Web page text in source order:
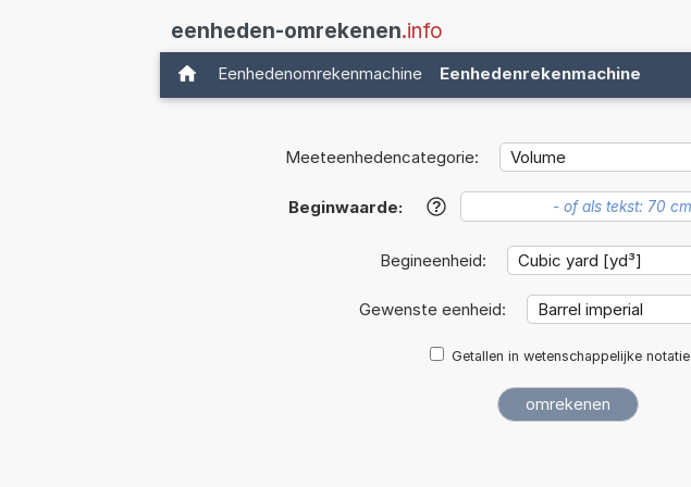
eenheden-omrekenen.info
Eenhedenomrekenmachine Eenhedenrekenmachine
Meeteenhedencategorie:
Beginwaarde: ?
Begineenheid:
Gewenste eenheid:
Getallen in wetenschappelijke notatie